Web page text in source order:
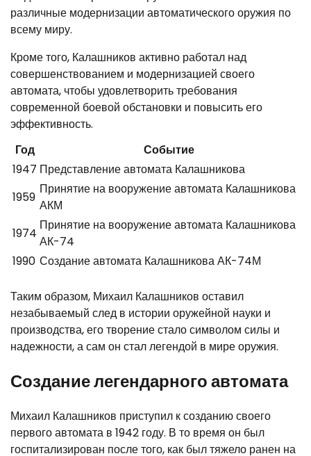
различные модернизации автоматического оружия по
всему миру.
Кроме того, Калашников активно работал над
совершенствованием и модернизацией своего
автомата, чтобы удовлетворить требования
современной боевой обстановки и повысить его
эффективность.
Год
Событие
1947 Представление автомата Калашникова
1959
Принятие на вооружение автомата Калашникова
АКМ
1974
Принятие на вооружение автомата Калашникова
АК-74
1990 Создание автомата Калашникова АК-74М
Таким образом, Михаил Калашников оставил
незабываемый след в истории оружейной науки и
производства, его творение стало символом силы и
надежности, а сам он стал легендой в мире оружия.
Создание легендарного автомата
Михаил Калашников приступил к созданию своего
первого автомата в 1942 году. В то время он был
госпитализирован после того, как был тяжело ранен на